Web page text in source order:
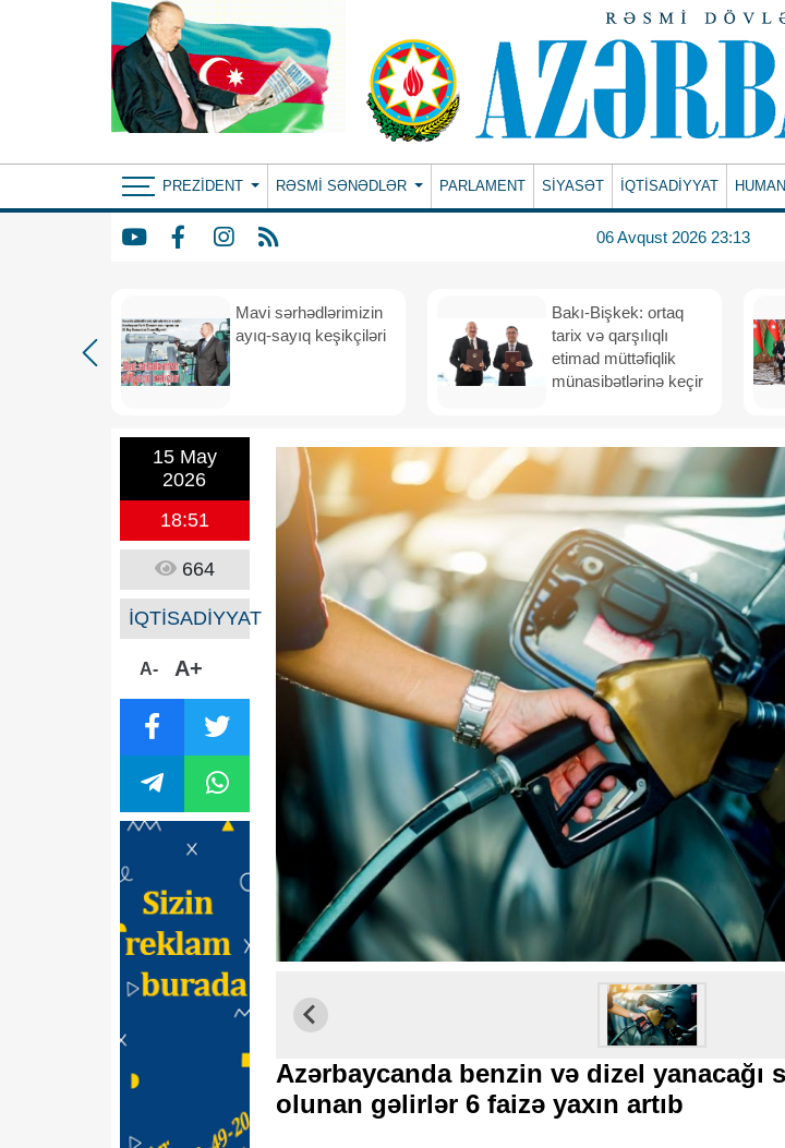
PREZIDENT RƏSMI SƏNƏDLƏR PARLAMENT SİYASƏT İQTİSADİYYAT
06 Avqust 2026 23:13
Mavi sərhədlərimizin
ayıq-sayıq keşikçiləri
Bakı-Bişkek: ortaq
tarix və qarşılıqlı
etimad müttəfiqlik
münasibətlərinə keçir
15 May
2026
18:51
664
İQTİSADİYYAT
A- A+
Azərbaycanda benzin və dizel yanacağı
olunan gəlirlər 6 faizə yaxın artıb